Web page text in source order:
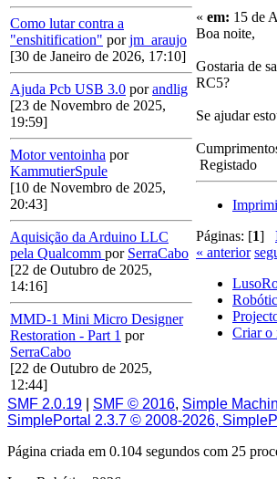
Como lutar contra a
"enshitification" porjm_araujo
[30 de Janeiro de 2026, 17:10]
Ajuda Pcb USB 3.0 porandlig
[23 de Novembro de 2025,
19:59]
Motor ventoinha por
KammutierSpule
[10 de Novembro de 2025,
20:43]
Aquisição da Arduino LLC
pela Qualcomm por SerraCabo
[22 de Outubro de 2025,
14:16]
MMD-1 Mini Micro Designer
Restoration - Part 1 por
SerraCabo
[22 de Outubro de 2025,
12:44]
« em: 15 de
Boa noite,
Gostaria de
RC5?
Se ajudar
Registado
Páginas: [1]
« anterior
Criar o
SMF 2.0.19 SMF © 2016, Simple
SimplePortal 2.3.7 © 2008-2026,
Página criada em 0.104 segundos com 25